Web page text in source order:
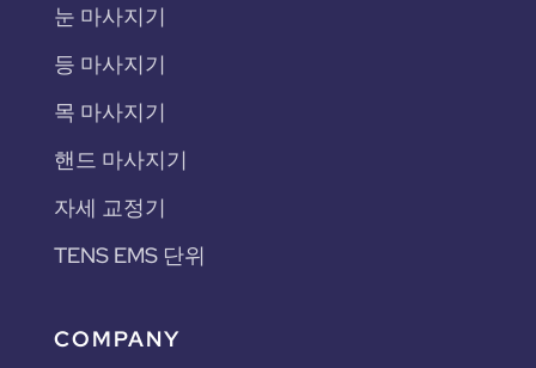
눈 마사지기
등 마사지기
목 마사지기
핸드 마사지기
자세 교정기
TENS EMS 단위
COMPANY